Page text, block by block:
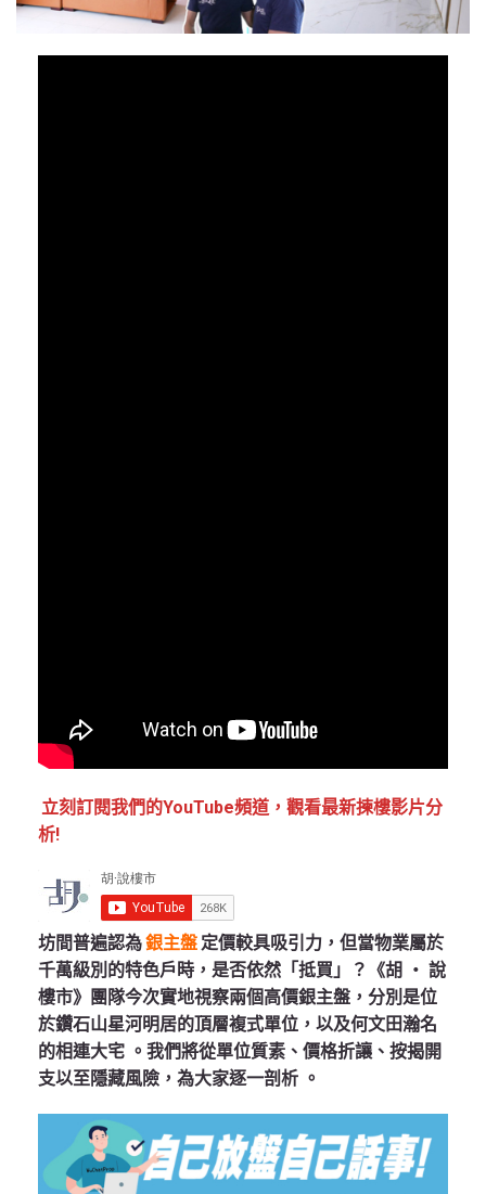
立刻訂閱我們的YouTube頻道，觀看最新揀樓影片分
析!
坊間普遍認為銀主盤 定價較具吸引力，但當物業屬於
千萬級別的特色戶時，是否依然「抵買」？《胡 ‧ 說
樓市》團隊今次實地視察兩個高價銀主盤，分別是位
於鑽石山星河明居的頂層複式單位，以及何文田瀚名
的相連大宅 。我們將從單位質素、價格折讓、按揭開
支以至隱藏風險，為大家逐一剖析 。